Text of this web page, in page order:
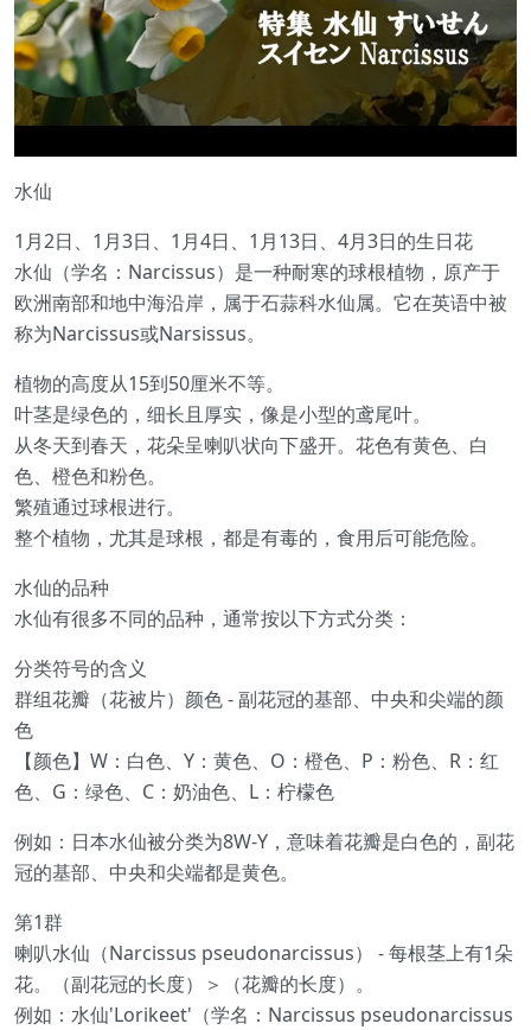
水仙
1月2日、1月3日、1月4日、1月13日、4月3日的生日花
水仙（学名：Narcissus）是一种耐寒的球根植物，原产于
欧洲南部和地中海沿岸，属于石蒜科水仙属。它在英语中被
称为Narcissus或Narsissus。
植物的高度从15到50厘米不等。
叶茎是绿色的，细长且厚实，像是小型的鸢尾叶。
从冬天到春天，花朵呈喇叭状向下盛开。花色有黄色、白
色、橙色和粉色。
繁殖通过球根进行。
整个植物，尤其是球根，都是有毒的，食用后可能危险。
水仙的品种
水仙有很多不同的品种，通常按以下方式分类：
分类符号的含义
群组花瓣（花被片）颜色 - 副花冠的基部、中央和尖端的颜
色
【颜色】W：白色、Y：黄色、O：橙色、P：粉色、R：红
色、G：绿色、C：奶油色、L：柠檬色
例如：日本水仙被分类为8W-Y，意味着花瓣是白色的，副花
冠的基部、中央和尖端都是黄色。
第1群
喇叭水仙（Narcissus pseudonarcissus） - 每根茎上有1朵
花。（副花冠的长度）＞（花瓣的长度）。
例如：水仙'Lorikeet'（学名：Narcissus pseudonarcissus